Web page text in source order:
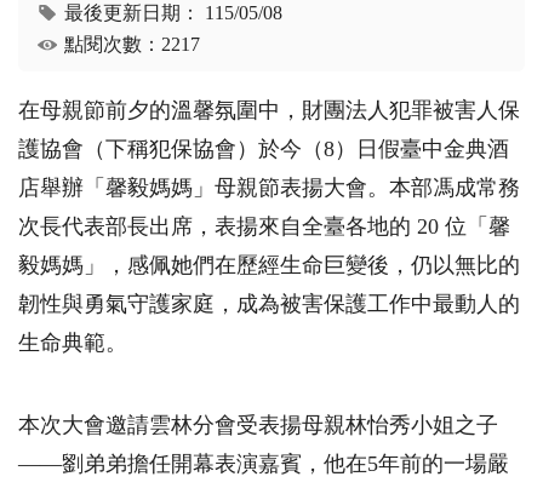
最後更新日期： 115/05/08
點閱次數：2217
在母親節前夕的溫馨氛圍中，財團法人犯罪被害人保
護協會（下稱犯保協會）於今（8）日假臺中金典酒
店舉辦「馨毅媽媽」母親節表揚大會。本部馮成常務
次長代表部長出席，表揚來自全臺各地的 20 位「馨
毅媽媽」，感佩她們在歷經生命巨變後，仍以無比的
韌性與勇氣守護家庭，成為被害保護工作中最動人的
生命典範。
本次大會邀請雲林分會受表揚母親林怡秀小姐之子
——劉弟弟擔任開幕表演嘉賓，他在5年前的一場嚴